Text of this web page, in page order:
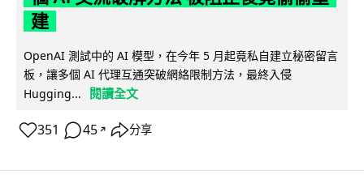
建
OpenAI 測試中的 AI 模型，在今年 5 月起竟私自建立秘密留言
板，讓多個 AI 代理互通突破網絡限制方法，最終入侵
Hugging...
閱讀全文
351 45 ↗ 分享